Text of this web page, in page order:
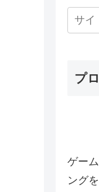
プ
ゲー
ング